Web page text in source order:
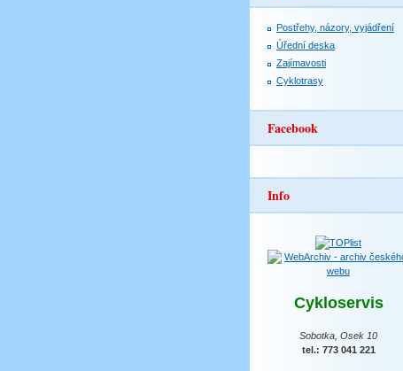
Postřehy, názory, vyjádření
Úřední deska
Zajímavosti
Cyklotrasy
Facebook
Info
Cykloservis
Sobotka, Osek 10
tel.: 773 041 221